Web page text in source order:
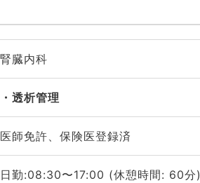
腎臓内科
透析管理
医師免許、保険医登録済
日勤:08:30〜17:00 (休憩時間: 60分)